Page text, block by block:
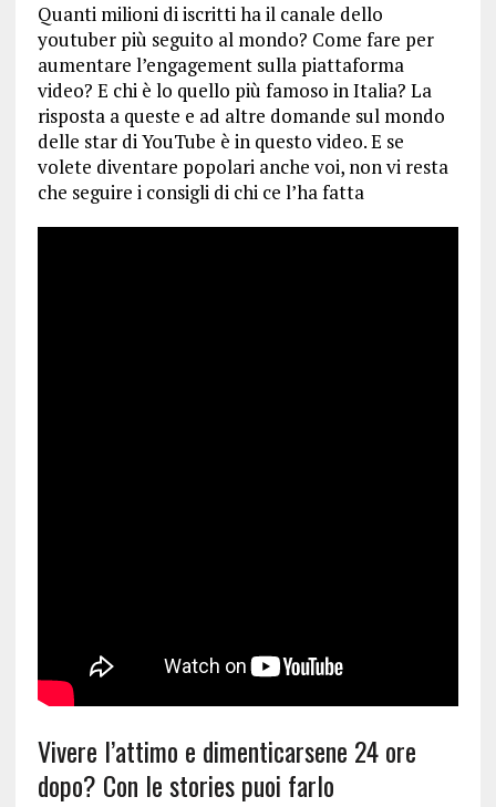
Quanti milioni di iscritti ha il canale dello
youtuber più seguito al mondo? Come fare per
aumentare l’engagement sulla piattaforma
video? E chi è lo quello più famoso in Italia? La
risposta a queste e ad altre domande sul mondo
delle star di YouTube è in questo video. E se
volete diventare popolari anche voi, non vi resta
che seguire i consigli di chi ce l’ha fatta
Vivere l’attimo e dimenticarsene 24 ore
dopo? Con le stories puoi farlo